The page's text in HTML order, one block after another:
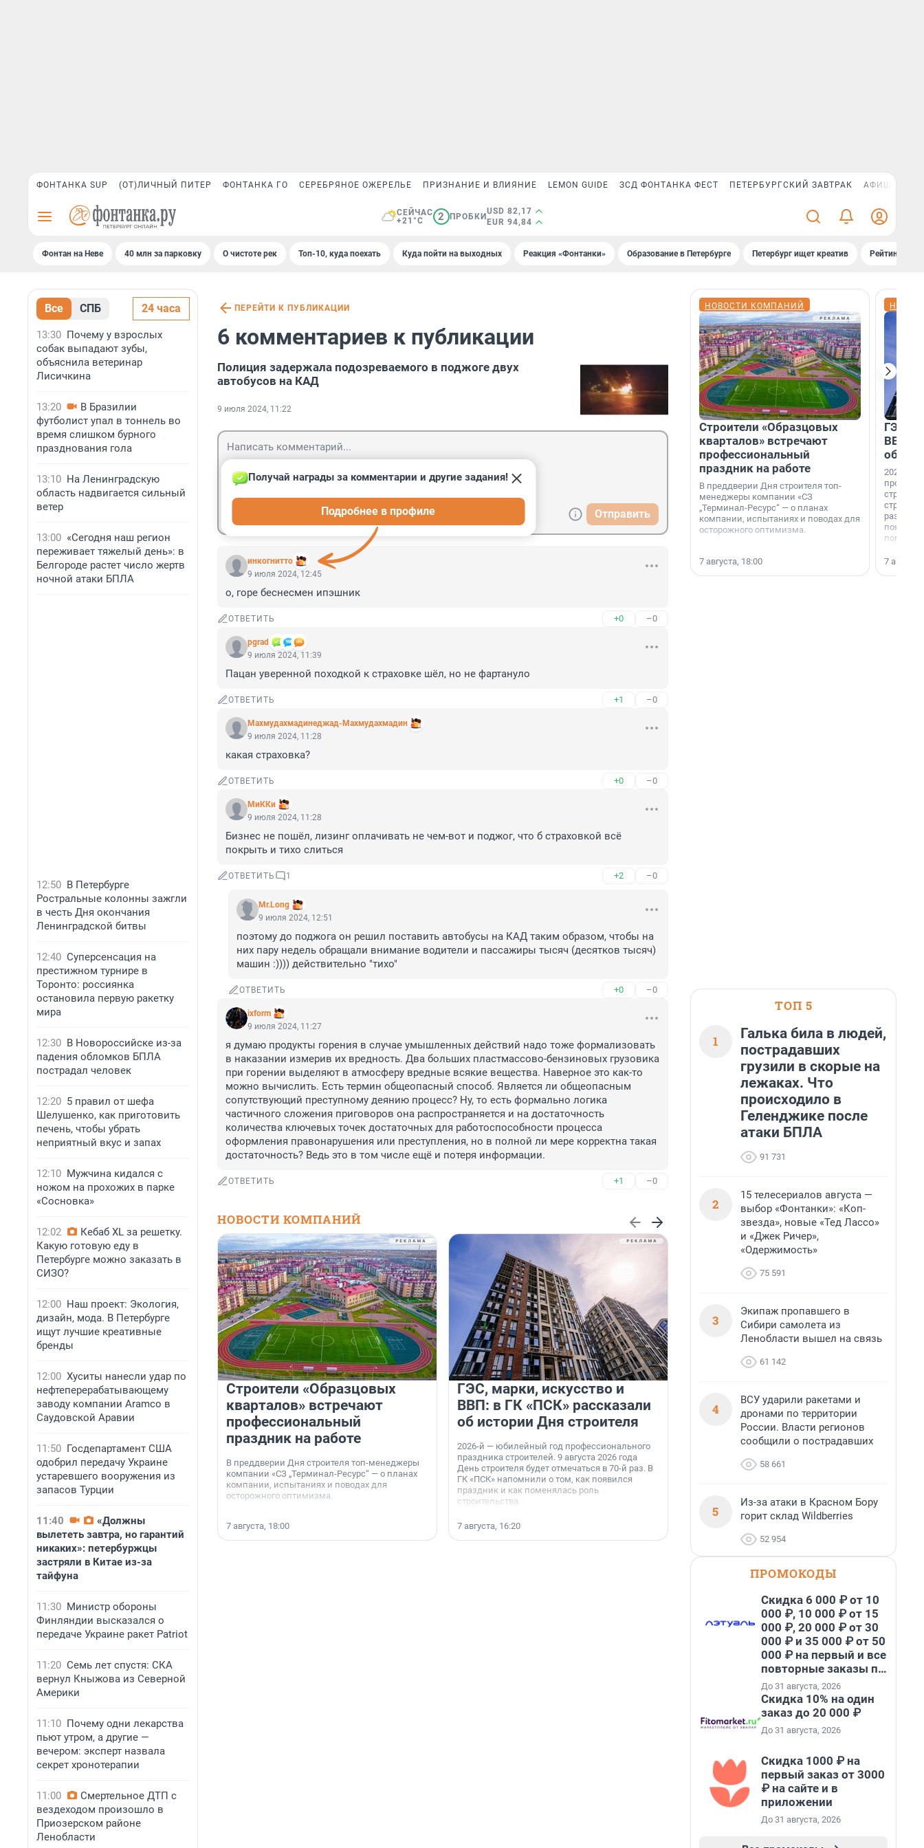
ФОНТАНКА SUP (ОТ)ЛИЧНЫЙ ПИТЕР ФОНТАНКА ГО СЕРЕБРЯНОЕ ОЖЕРЕЛЬЕ ПРИЗНАНИЕ И ВЛИЯНИЕ LEMON GUIDE ЗСД ФОНТАНКА ФЕСТ ПЕТЕРБУРГСКИЙ ЗАВТРАК АФИША PLUS
СЕЙЧАС
+21°C
2 ПРОБКИ
USD 82,17
EUR 94,84
Фонтан на Неве 40 млн за парковку О чистоте рек Топ-10, куда поехать Куда пойти на выходных Реакция «Фонтанки» Образование в Петербурге Петербург ищет креатив Рейтинги
Все СПБ 24 часа
13:30 Почему у взрослых
собак выпадают зубы,
объяснила ветеринар
Лисичкина
13:20
В Бразилии
футболист упал в тоннель во
время слишком бурного
празднования гола
13:10 На Ленинградскую
область надвигается сильный
ветер
13:00 «Сегодня наш регион
переживает тяжелый день»: в
Белгороде растет число жертв
ночной атаки БПЛА
12:50 В Петербурге
Ростральные колонны зажгли
в честь Дня окончания
Ленинградской битвы
12:40 Суперсенсация на
престижном турнире в
Торонто: россиянка
остановила первую ракетку
мира
12:30 В Новороссийске из-за
падения обломков БПЛА
пострадал человек
12:20 5 правил от шефа
Шелушенко, как приготовить
печень, чтобы убрать
неприятный вкус и запах
12:10 Мужчина кидался с
ножом на прохожих в парке
«Сосновка»
12:02
Кебаб XL за решетку.
Какую готовую еду в
Петербурге можно заказать в
СИЗО?
12:00 Наш проект: Экология,
дизайн, мода. В Петербурге
ищут лучшие креативные
бренды
12:00 Хуситы нанесли удар по
нефтеперерабатывающему
заводу компании Aramco в
Саудовской Аравии
11:50 Госдепартамент США
одобрил передачу Украине
устаревшего вооружения из
запасов Турции
11:40
«Должны
вылететь завтра, но гарантий
никаких»: петербуржцы
застряли в Китае из-за
тайфуна
11:30 Министр обороны
Финляндии высказался о
передаче Украине ракет Patriot
11:20 Семь лет спустя: СКА
вернул Кныжова из Северной
Америки
11:10 Почему одни лекарства
пьют утром, а другие —
вечером: эксперт назвала
секрет хронотерапии
11:00
Смертельное ДТП с
вездеходом произошло в
Приозерском районе
Ленобласти
ПЕРЕЙТИ К ПУБЛИКАЦИИ
6 комментариев к публикации
Полиция задержала подозреваемого в поджоге двух
автобусов на КАД
9 июля 2024, 11:22
Отправить
инкогнитто
Получай награды за комментарии и другие задания!
Подробнее в профиле
9 июля 2024, 12:45
о, горе беснесмен ипэшник
ОТВЕТИТЬ +0 –0
pgrad
9 июля 2024, 11:39
Пацан уверенной походкой к страховке шёл, но не фартануло
ОТВЕТИТЬ +1 –0
Махмудахмадинеджад-Махмудахмадин
9 июля 2024, 11:28
какая страховка?
ОТВЕТИТЬ +0 –0
МиККи
9 июля 2024, 11:28
Бизнес не пошёл, лизинг оплачивать не чем-вот и поджог, что б страховкой всё
покрыть и тихо слиться
ОТВЕТИТЬ 1 +2 –0
Mr.Long
9 июля 2024, 12:51
поэтому до поджога он решил поставить автобусы на КАД таким образом, чтобы на
них пару недель обращали внимание водители и пассажиры тысяч (десятков тысяч)
машин :)))) действительно "тихо"
ОТВЕТИТЬ +0 –0
ixform
9 июля 2024, 11:27
я думаю продукты горения в случае умышленных действий надо тоже формализовать
в наказании измерив их вредность. Два больших пластмассово-бензиновых грузовика
при горении выделяют в атмосферу вредные всякие вещества. Наверное это как-то
можно вычислить. Есть термин общеопасный способ. Является ли общеопасным
сопутствующий преступному деянию процесс? Ну, то есть формально логика
частичного сложения приговоров она распространяется и на достаточность
количества ключевых точек достаточных для работоспособности процесса
оформления правонарушения или преступления, но в полной ли мере корректна такая
достаточность? Ведь это в том числе ещё и потеря информации.
ОТВЕТИТЬ +1 –0
НОВОСТИ КОМПАНИЙ
Строители «Образцовых
кварталов» встречают
профессиональный
праздник на работе
В преддверии Дня строителя топ-менеджеры
компании «СЗ „Терминал-Ресурс“ — о планах
компании, испытаниях и поводах для
осторожного оптимизма.
7 августа, 18:00
ГЭС, марки, искусство и
ВВП: в ГК «ПСК» рассказали
об истории Дня строителя
2026-й — юбилейный год профессионального
праздника строителей. 9 августа 2026 года
День строителя будет отмечаться в 70-й раз. В
ГК «ПСК» напомнили о том, как появился
праздник и как поменялась роль
строительства.
7 августа, 16:20
заработали новые базовые
станции МегаФона
Инженеры МегаФона установили телеком-
оборудование на популярных водоёмах
Ленинградской области. Базовые станции
НОВОСТИ КОМПАНИЙ
Строители «Образцовых
кварталов» встречают
профессиональный
праздник на работе
В преддверии Дня строителя топ-
менеджеры компании «СЗ
„Терминал-Ресурс“ — о планах
компании, испытаниях и поводах для
осторожного оптимизма.
7 августа, 18:00
ГЭС,
ВВП: в
об
2026-й —
раз. В
7
ТОП 5
1
Галька била в людей,
пострадавших
грузили в скорые на
лежаках. Что
происходило в
Геленджике после
атаки БПЛА
91 731
2
15 телесериалов августа —
выбор «Фонтанки»: «Коп-
звезда», новые «Тед Лассо»
и «Джек Ричер»,
«Одержимость»
75 591
3
Экипаж пропавшего в
Сибири самолета из
Ленобласти вышел на связь
61 142
4
ВСУ ударили ракетами и
дронами по территории
России. Власти регионов
сообщили о пострадавших
58 661
5
Из-за атаки в Красном Бору
горит склад Wildberries
52 954
ПРОМОКОДЫ
Скидка 6 000 ₽ от 10
000 ₽, 10 000 ₽ от 15
000 ₽, 20 000 ₽ от 30
000 ₽ и 35 000 ₽ от 50
000 ₽ на первый и все
повторные заказы по
промокоду НАБЕРИ
До 31 августа, 2026
Скидка 10% на один
заказ до 20 000 ₽
До 31 августа, 2026
Скидка 1000 ₽ на
первый заказ от 3000
₽ на сайте и в
приложении
До 31 августа, 2026